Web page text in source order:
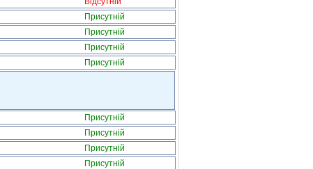
Присутній
Присутній
Присутній
Присутній
Присутній
Присутній
Присутній
Присутній